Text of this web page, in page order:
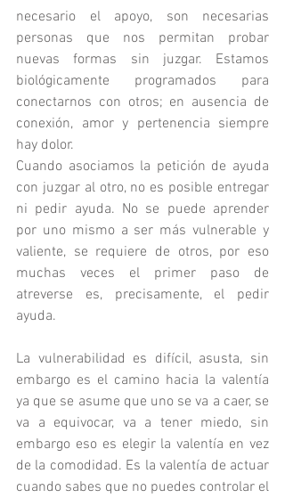
necesario el apoyo, son necesarias
personas que nos permitan probar
nuevas formas sin juzgar. Estamos
biológicamente programados para
conectarnos con otros; en ausencia de
conexión, amor y pertenencia siempre
hay dolor.
Cuando asociamos la petición de ayuda
con juzgar al otro, no es posible entregar
ni pedir ayuda. No se puede aprender
por uno mismo a ser más vulnerable y
valiente, se requiere de otros, por eso
muchas veces el primer paso de
atreverse es, precisamente, el pedir
ayuda.
La vulnerabilidad es difícil, asusta, sin
embargo es el camino hacia la valentía
ya que se asume que uno se va a caer, se
va a equivocar, va a tener miedo, sin
embargo eso es elegir la valentía en vez
de la comodidad. Es la valentía de actuar
cuando sabes que no puedes controlar el